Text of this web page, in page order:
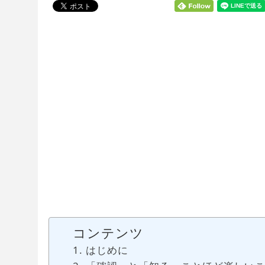
コンテンツ
はじめに